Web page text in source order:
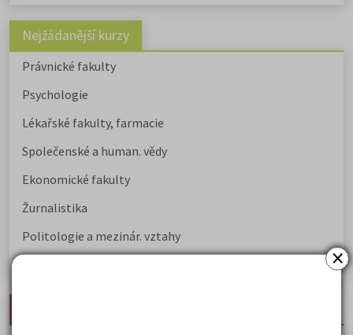
×
Nejžádanější kurzy
Právnické fakulty
Psychologie
Lékařské fakulty, farmacie
Společenské a human. vědy
Ekonomické fakulty
Žurnalistika
Politologie a mezinár. vztahy